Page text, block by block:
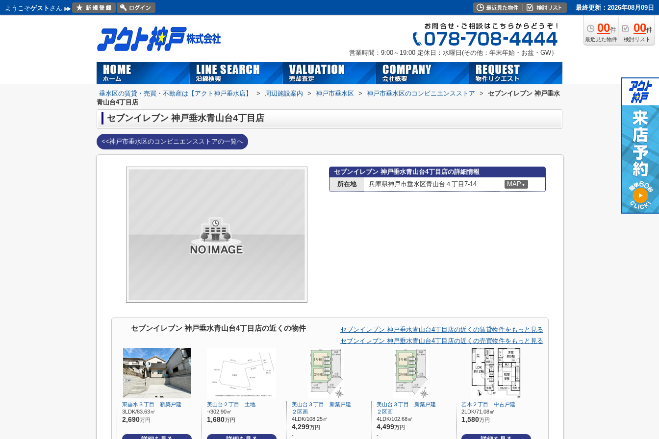
ようこそゲスト さん 最終更新：2026年08月09日
00件
最近見た物件
00件
検討リスト
営業時間：9:00～19:00 定休日：水曜日(その他：年末年始・お盆・GW）
垂水区の賃貸・売買・不動産は【アクト神戸垂水店】 > 周辺施設案内 > 神戸市垂水区 > 神戸市垂水区のコンビニエンスストア >
セブンイレブン 神戸垂水
青山台4丁目店
セブンイレブン 神戸垂水青山台4丁目店
<<神戸市垂水区のコンビニエンスストアの一覧へ
セブンイレブン 神戸垂水青山台4丁目店の詳細情報
所在地
兵庫県神戸市垂水区青山台４丁目7-14 MAP ▼
セブンイレブン 神戸垂水青山台4丁目店の近くの物件
セブンイレブン 神戸垂水青山台4丁目店の近くの賃貸物件をもっと見る
セブンイレブン 神戸垂水青山台4丁目店の近くの売買物件をもっと見る
東垂水３丁目 新築戸建
3LDK/83.63㎡
2,690万円
-
美山台２丁目 土地
-/302.90㎡
1,680万円
-
美山台３丁目 新築戸建
２区画
4LDK/108.25㎡
4,299万円
-
美山台３丁目 新築戸建
２区画
4LDK/102.68㎡
4,499万円
-
乙木２丁目 中古戸建
2LDK/71.08㎡
1,580万円
-